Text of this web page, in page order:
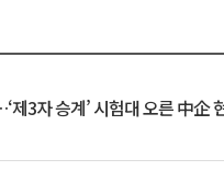
제3자 승계’ 시험대 오른 中企